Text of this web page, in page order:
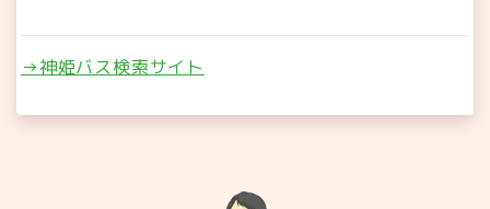
→神姫バス検索サイト